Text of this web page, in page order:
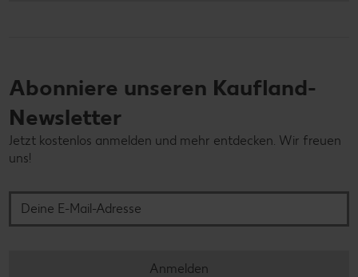
Abonniere unseren Kaufland-
Newsletter
Jetzt kostenlos anmelden und mehr entdecken. Wir freuen
uns!
Anmelden